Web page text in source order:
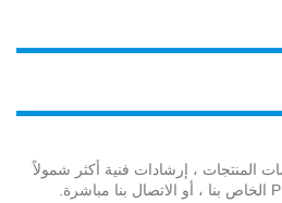
المنتجات ، إرشادات فنية أكثر شمولاً